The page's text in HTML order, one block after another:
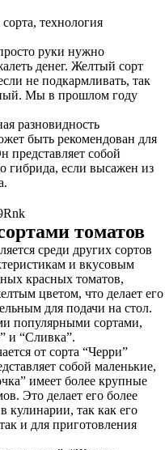
технология
руки нужно
денег. Желтый сорт
не подкармливать, так
Мы в прошлом году
разновидность
быть рекомендован для
собой
гибрида, если высажен из
томатов
среди других сортов
и вкусовым
красных томатов,
цветом, что делает его
для подачи на стол.
популярными сортами,
и “Сливка”.
от сорта “Черри”
собой маленькие,
имеет более крупные
Это делает его более
кулинарии, так как его
и для приготовления